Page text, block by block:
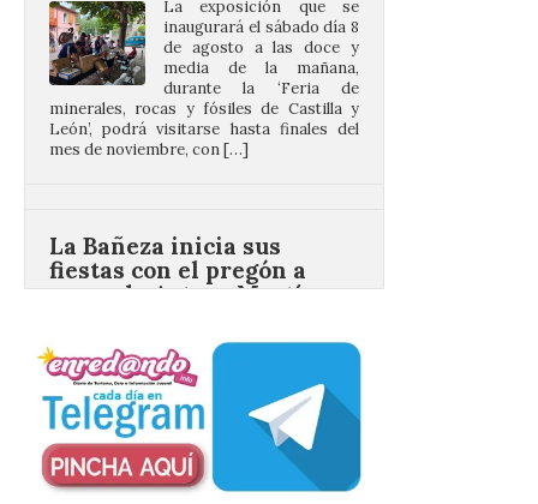
media de la mañana,
durante la ‘Feria de
minerales, rocas y fósiles de Castilla y
León’, podrá visitarse hasta finales del
mes de noviembre, con […]
cargo de Arturo Martínez
Matilla
8 Ago 2026
El Ayuntamiento de La
Bañeza designa a Arturo
Martínez Matilla como
pregonero de las Fiestas
2026. Tendrá lugar este
sábado 8 de agosto a las 21,00 horas en el
teatro municipal de La Bañeza. El